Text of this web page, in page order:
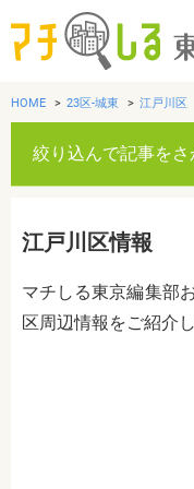
歯医者・病院
HOME 23区-城東 江戸川区
絞り込んで記事をさ
江戸川区情報
マチしる東京編集部
区周辺情報をご紹介